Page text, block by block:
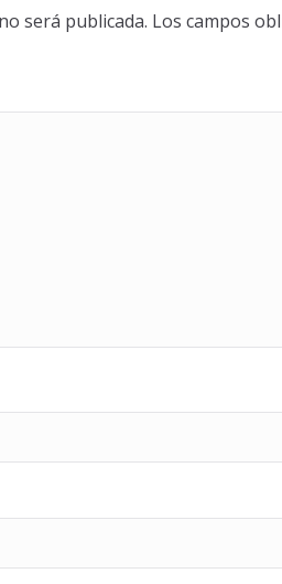
será publicada. Los campos